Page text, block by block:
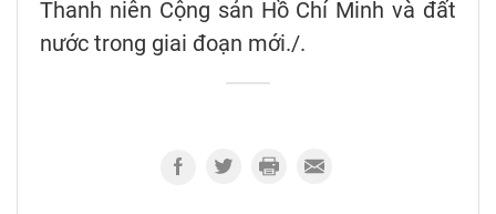
Thanh niên Cộng sản Hồ Chí Minh và đất
nước trong giai đoạn mới./.